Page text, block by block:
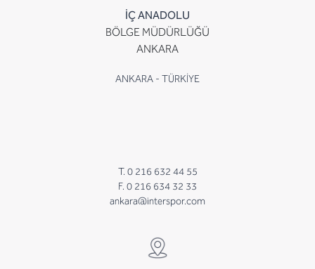
İÇ ANADOLU
BÖLGE MÜDÜRLÜĞÜ
ANKARA
ANKARA - TÜRKİYE
T. 0 216 632 44 55
F. 0 216 634 32 33
ankara@interspor.com